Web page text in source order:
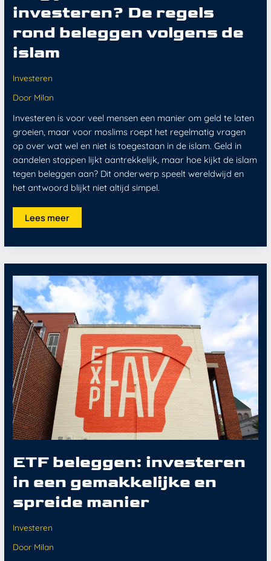
investeren? De regels
rond beleggen volgens de
islam
Investeren
Door Milan
Investeren is voor veel mensen een manier om geld te laten
groeien, maar voor moslims roept het regelmatig vragen
op over wat wel en niet is toegestaan in de islam. Geld in
aandelen stoppen lijkt aantrekkelijk, maar hoe kijkt de islam
tegen beleggen aan? Dit onderwerp speelt wereldwijd en
het antwoord blijkt niet altijd simpel.
Lees meer
ETF beleggen: investeren
in een gemakkelijke en
spreide manier
Investeren
Door Milan
ETF
beleggen:
investeren
in
een
gemakkelijke
en
spreide
manier